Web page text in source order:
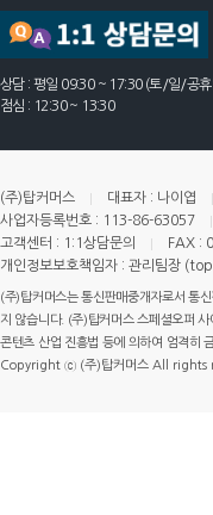
상담 : 평일 09:30 ~ 17:30 (토/일/공휴
점심 : 12:30 ~ 13:30
(주)탑커머스 대표자 : 나이엽
사업자등록번호 : 113-86-63057
고객센터 : 1:1상담문의
FAX :
개인정보보호책임자 : 관리팀장
(주)탑커머스는 통신판매중개자로서 통
지 않습니다. (주)탑커머스 스페셜오퍼
콘텐츠 산업 진흥법 등에 의하여 엄격히
Copyright ⓒ (주)탑커머스 All rights